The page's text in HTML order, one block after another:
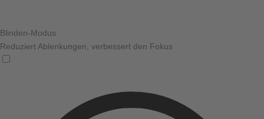
Blinden-Modus
Reduziert Ablenkungen, verbessert den Fokus